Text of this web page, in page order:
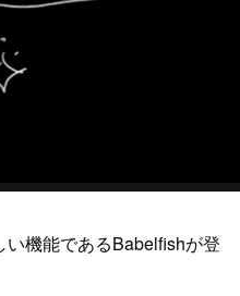
機能であるBabelfishが登